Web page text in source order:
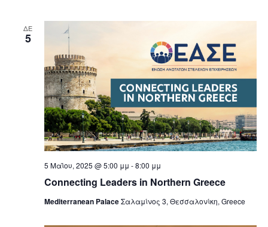
ΔΕ
5
Connecting Leaders in Northern Greece
5 Μαΐου, 2025 @ 5:00 μμ -8:00 μμ
Mediterranean PalaceΣαλαμίνος 3, Θεσσαλονίκη, Greece